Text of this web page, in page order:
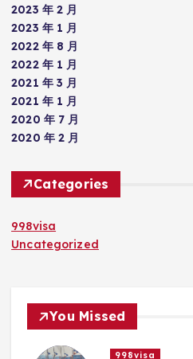
2023 年 2 月
2023 年 1 月
2022 年 8 月
2022 年 1 月
2021 年 3 月
2021 年 1 月
2020 年 7 月
2020 年 2 月
Categories
998visa
Uncategorized
You Missed
998visa